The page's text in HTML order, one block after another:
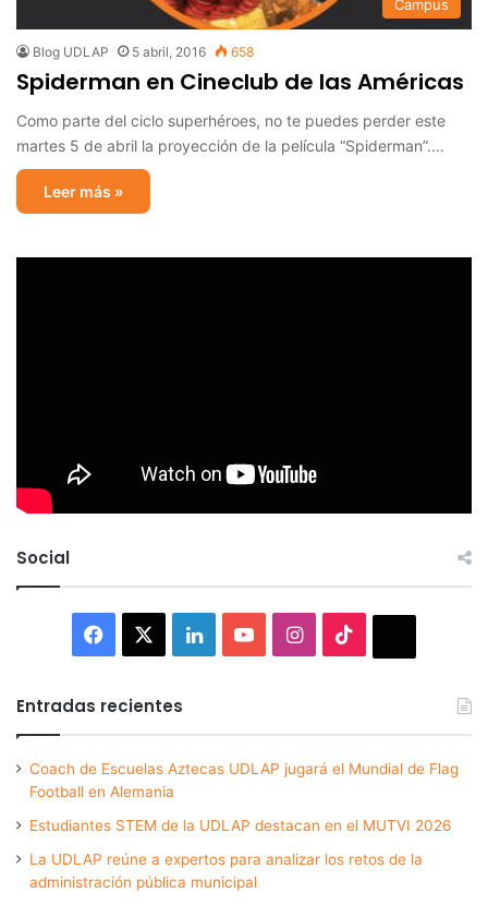
Campus
Blog UDLAP 5 abril, 2016 658
Spiderman en Cineclub de las Américas
Como parte del ciclo superhéroes, no te puedes perder este
martes 5 de abril la proyección de la película “Spiderman”.…
Leer más »
Social
Facebook LinkedInYouTubeInstagram
Entradas recientes
Coach de Escuelas Aztecas UDLAP jugará el Mundial de Flag
Football en Alemania
Estudiantes STEM de la UDLAP destacan en el MUTVI 2026
La UDLAP reúne a expertos para analizar los retos de la
administración pública municipal